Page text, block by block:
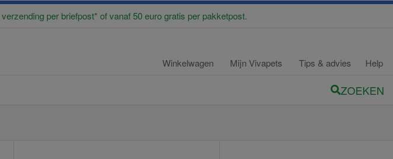
per briefpost* of vanaf 50 euro gratis per pakketpost.
Winkelwagen Mijn Vivapets Tips & advies Help
ZOEKEN